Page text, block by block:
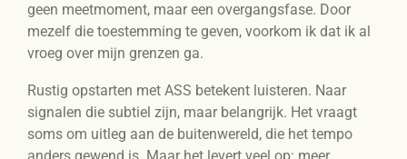
geen meetmoment, maar een overgangsfase. Door
mezelf die toestemming te geven, voorkom ik dat ik al
vroeg over mijn grenzen ga.
Rustig opstarten met ASS betekent luisteren. Naar
signalen die subtiel zijn, maar belangrijk. Het vraagt
soms om uitleg aan de buitenwereld, die het tempo